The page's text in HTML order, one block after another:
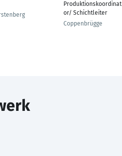
Produktionskoordinat
or/ Schichtleiter
Coppenbrügge